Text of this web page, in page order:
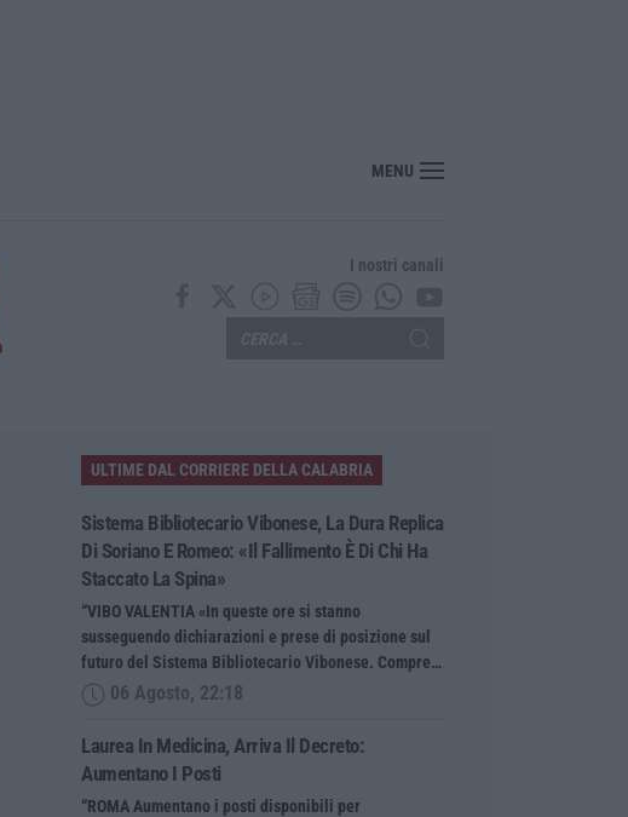
La rivista “America Journals” celebra lo stilista Anton Giulio Grande
MENU
I nostri canali
ULTIME DAL CORRIERE DELLA CALABRIA
Sistema Bibliotecario Vibonese, La Dura Replica
Di Soriano E Romeo: «Il Fallimento È Di Chi Ha
Staccato La Spina»
“VIBO VALENTIA «In queste ore si stanno
susseguendo dichiarazioni e prese di posizione sul
futuro del Sistema Bibliotecario Vibonese. Compre…
06 Agosto, 22:18
Laurea In Medicina, Arriva Il Decreto:
Aumentano I Posti
“ROMA Aumentano i posti disponibili per